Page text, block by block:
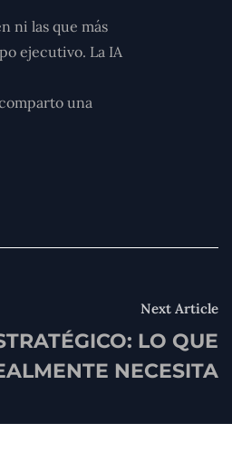
ni las que más
ejecutivo. La IA
una
Next Article
LO QUE
NECESITA